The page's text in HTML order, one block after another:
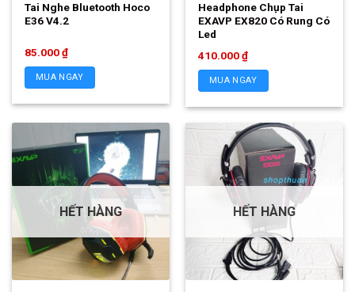
Tai Nghe Bluetooth Hoco
E36 V4.2
85.000₫
MUA NGAY
Headphone Chụp Tai
EXAVP EX820 Có Rung Có
Led
410.000₫
MUA NGAY
HẾT HÀNG HẾT HÀNG